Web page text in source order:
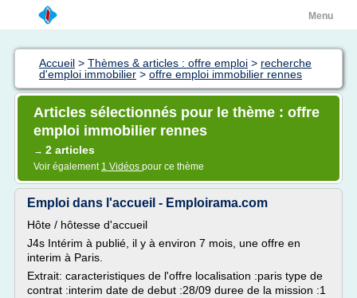
Menu
Accueil > Thèmes & articles : offre emploi > recherche
d'emploi immobilier > offre emploi immobilier rennes
Articles sélectionnés pour le thème : offre
emploi immobilier rennes
→ 2 articles
Voir également 1 Vidéos pour ce thème
Emploi dans l'accueil - Emploirama.com
Hôte / hôtesse d'accueil
J4s Intérim à publié, il y à environ 7 mois, une offre en
interim à Paris.
Extrait: caracteristiques de l'offre localisation :paris type de
contrat :interim date de debut :28/09 duree de la mission :1